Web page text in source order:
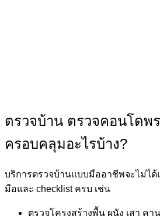
ตรวจบ้าน ตรวจคอนโดพ
ครอบคลุมอะไรบ้าง?
บริการตรวจบ้านแบบมืออาชีพจะไม่ได้
มือและ checklist ครบ เช่น
ตรวจโครงสร้างพื้น ผนัง เสา คาน